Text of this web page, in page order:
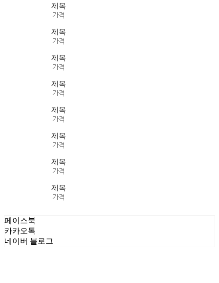
제목
가격
제목
가격
제목
가격
제목
가격
제목
가격
제목
가격
제목
가격
제목
가격
페이스북
카카오톡
네이버 블로그